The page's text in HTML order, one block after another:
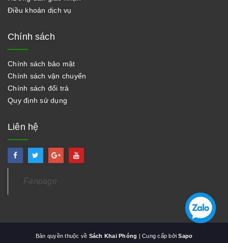
Điều khoản dịch vụ
Chính sách
Chính sách bảo mật
Chính sách vận chuyển
Chính sách đổi trả
Quy định sử dụng
Liên hệ
Fanpage
Bản quyền thuộc về Sách Khai Phóng | Cung cấp bởiSapo